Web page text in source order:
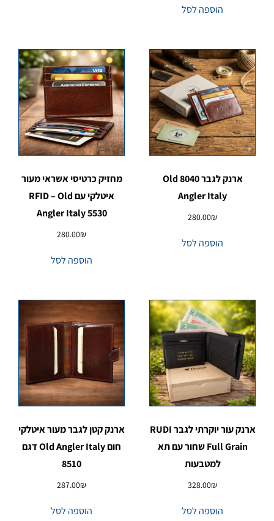
הוספה לסל
ארנק לגבר 8040 Old
Angler Italy
280.00₪
הוספה לסל
מחזיק כרטיסי אשראי מעור
איטלקי עם RFID – Old
Angler Italy 5530
280.00₪
הוספה לסל
ארנק עור יוקרתי לגבר RUDI
Full Grain שחור עם תא
למטבעות
328.00₪
הוספה לסל
ארנק קטן לגבר מעור איטלקי
חום Old Angler Italy דגם
8510
287.00₪
הוספה לסל